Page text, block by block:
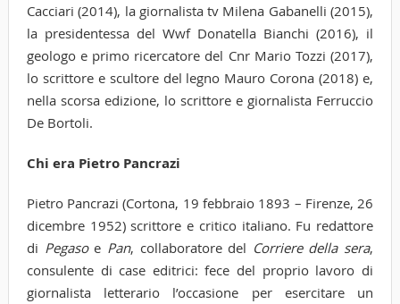
Cacciari (2014), la giornalista tv Milena Gabanelli (2015),
la presidentessa del Wwf Donatella Bianchi (2016), il
geologo e primo ricercatore del Cnr Mario Tozzi (2017),
lo scrittore e scultore del legno Mauro Corona (2018) e,
nella scorsa edizione, lo scrittore e giornalista Ferruccio
De Bortoli.
Chi era Pietro Pancrazi
Pietro Pancrazi (Cortona, 19 febbraio 1893 – Firenze, 26
dicembre 1952) scrittore e critico italiano. Fu redattore
di Pegasoe Pan, collaboratore del Corriere della sera,
consulente di case editrici: fece del proprio lavoro di
giornalista letterario l’occasione per esercitare un